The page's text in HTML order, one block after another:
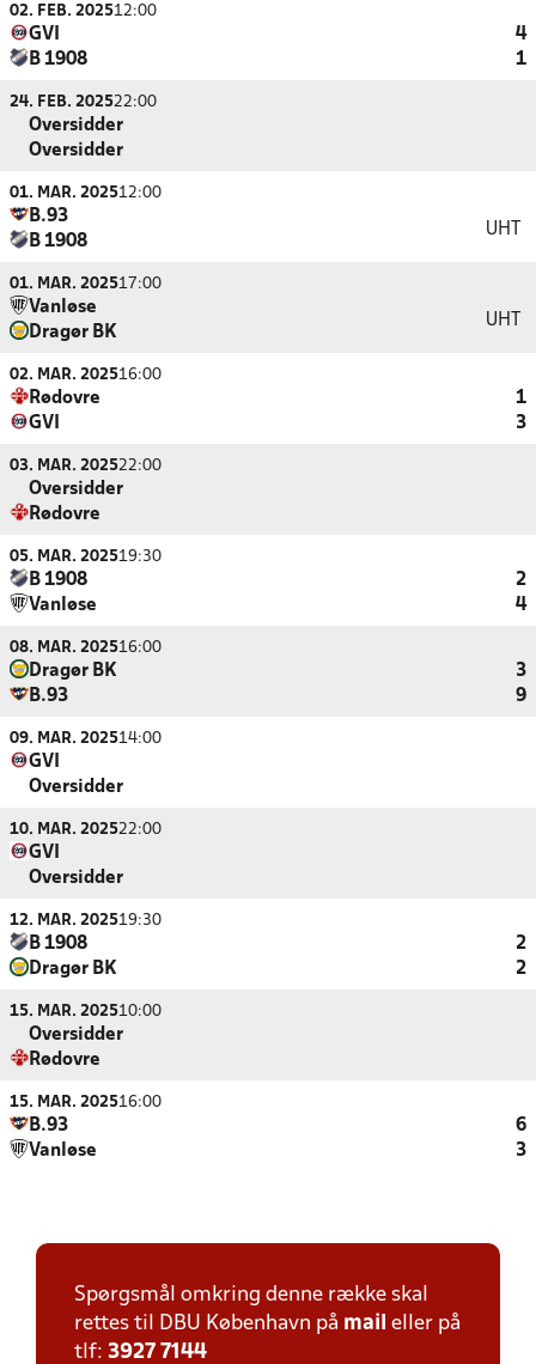
02. FEB. 202512:00
GVI
4
B 1908
1
24. FEB. 202522:00
Oversidder
Oversidder
01. MAR. 202512:00
B.93
B 1908
UHT
01. MAR. 202517:00
Vanløse
Dragør BK
UHT
02. MAR. 202516:00
Rødovre
1
GVI
3
03. MAR. 202522:00
Oversidder
Rødovre
05. MAR. 202519:30
B 1908
2
Vanløse
4
08. MAR. 202516:00
Dragør BK
3
B.93
9
09. MAR. 202514:00
GVI
Oversidder
10. MAR. 202522:00
GVI
Oversidder
12. MAR. 202519:30
B 1908
2
Dragør BK
2
15. MAR. 202510:00
Oversidder
Rødovre
15. MAR. 202516:00
B.93
6
Vanløse
3
Spørgsmål omkring denne række skal
rettes til DBU København på mail eller på
tlf: 3927 7144